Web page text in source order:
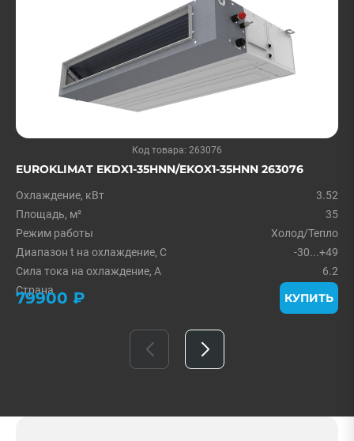
Код товара: 263076
EUROKLIMAT EKDX1-35HNN/EKOX1-35HNN 263076
Охлаждение, кВт
3.52
Площадь, м²
35
Режим работы
Холод/Тепло
Диапазон t на охлаждение, С
-30...+49
Сила тока на охлаждение, А
6.2
Страна
Италия
79900 ₽ КУПИТЬ